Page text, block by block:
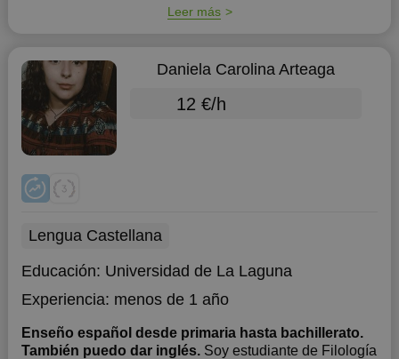
Leer más
Daniela Carolina Arteaga
12 €/h
Lengua Castellana
Educación: Universidad de La Laguna
Experiencia: menos de 1 año
Enseño español desde primaria hasta bachillerato.
También puedo dar inglés. Soy estudiante de Filología